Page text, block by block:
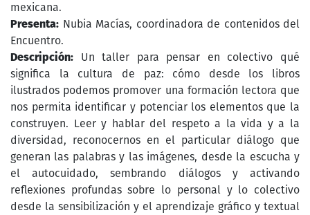
mexicana.
Presenta: Nubia Macías, coordinadora de contenidos del
Encuentro.
Descripción: Un taller para pensar en colectivo qué
significa la cultura de paz: cómo desde los libros
ilustrados podemos promover una formación lectora que
nos permita identificar y potenciar los elementos que la
construyen. Leer y hablar del respeto a la vida y a la
diversidad, reconocernos en el particular diálogo que
generan las palabras y las imágenes, desde la escucha y
el autocuidado, sembrando diálogos y activando
reflexiones profundas sobre lo personal y lo colectivo
desde la sensibilización y el aprendizaje gráfico y textual